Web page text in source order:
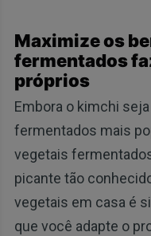
Maximize os
fermentados
próprios
Embora o kimchi
fermentados mais
vegetais
picante tão
vegetais em casa é
que você adapte o